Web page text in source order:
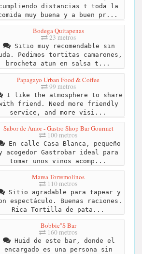
distancias t toda la
muy buena y a buen pr...
Bodega Quitapenas
23 metros
Sitio muy recomendable sin
Pedimos tortitas camarones,
brocheta atun en salsa t...
Papagayo Urban Food & Coffee
99 metros
I like the atmosphere to share
friend. Need more friendly
service, and more visi...
Sabor de Amor - Gastro Shop Bar Gourmet
100 metros
En calle Casa Blanca, pequeño
acogedor Gastrobar ideal para
tomar unos vinos acomp...
Marea Torremolinos
110 metros
Sitio agradable para tapear y
espectáculo. Buenas raciones.
Rica Tortilla de pata...
Bobbie"S Bar
160 metros
Huid de este bar, donde el
encargado es una persona sin